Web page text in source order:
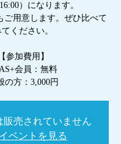
）になります。
ご用意します。ぜひ比べて
ください。
【参加費用】
会員：無料
販売されていません
ベントを見る